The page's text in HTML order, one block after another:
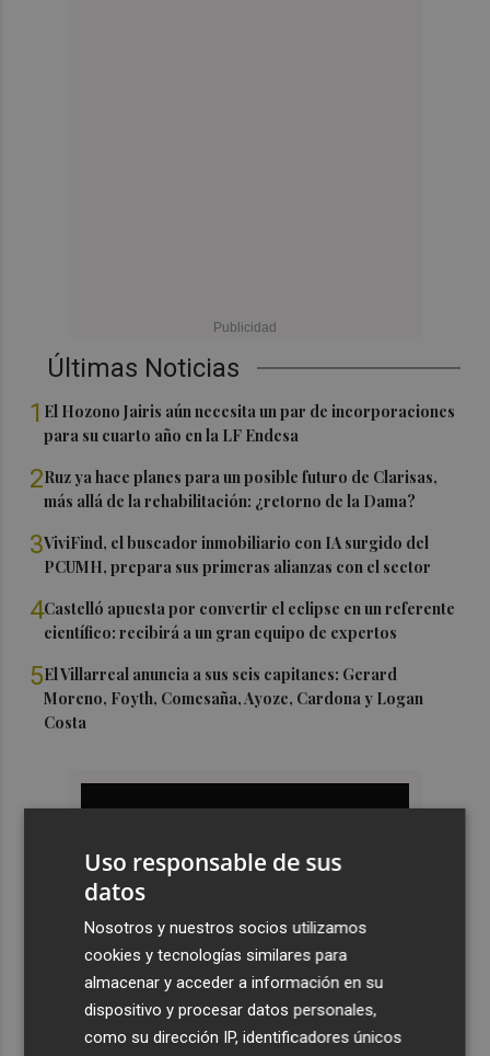
Últimas Noticias
1 El Hozono Jairis aún necesita un par de incorporaciones
para su cuarto año en la LF Endesa
2Ruz ya hace planes para un posible futuro de Clarisas,
más allá de la rehabilitación: ¿retorno de la Dama?
3ViviFind, el buscador inmobiliario con IA surgido del
PCUMH, prepara sus primeras alianzas con el sector
4Castelló apuesta por convertir el eclipse en un referente
científico: recibirá a un gran equipo de expertos
5El Villarreal anuncia a sus seis capitanes: Gerard
Moreno, Foyth, Comesaña, Ayoze, Cardona y Logan
Costa
Uso responsable de sus
datos
Nosotros y nuestros socios utilizamos
cookies y tecnologías similares para
almacenar y acceder a información en su
dispositivo y procesar datos personales,
como su dirección IP, identificadores únicos